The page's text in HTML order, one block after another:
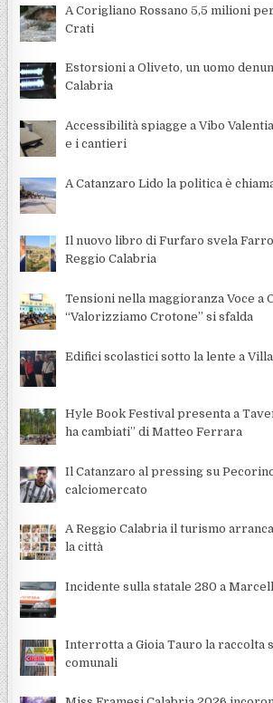
A Corigliano Rossano 5,5 milioni
Crati
Estorsioni a Oliveto, un uomo
Calabria
Accessibilità spiagge a Vibo
e i cantieri
A Catanzaro Lido la politica è
Il nuovo libro di Furfaro svela
Reggio Calabria
Tensioni nella maggioranza Voce a
“Valorizziamo Crotone” si sfalda
Edifici scolastici sotto la lente a
Hyle Book Festival presenta a
ha cambiati” di Matteo Ferrara
Il Catanzaro al pressing su
calciomercato
A Reggio Calabria il turismo
la città
Incidente sulla statale 280 a
Interrotta a Gioia Tauro la raccolta
comunali